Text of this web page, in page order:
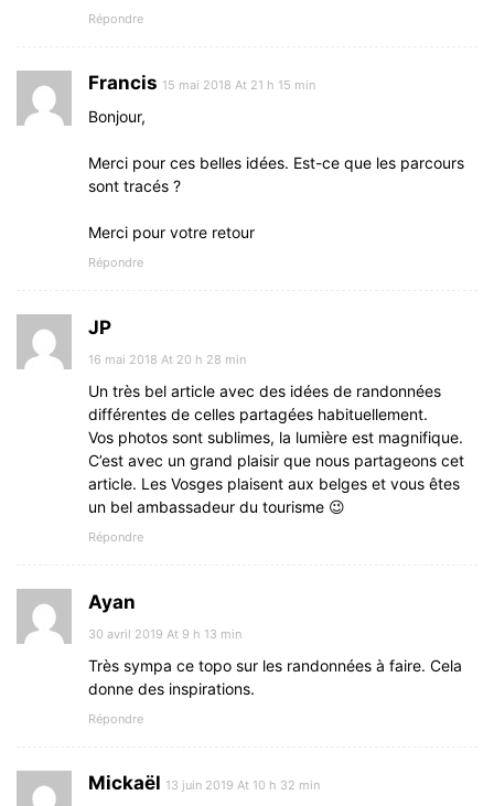
Répondre
Francis 15 mai 2018 At 21 h 15 min
Bonjour,
Merci pour ces belles idées. Est-ce que les parcours
sont tracés ?
Merci pour votre retour
Répondre
JP
16 mai 2018 At 20 h 28 min
Un très bel article avec des idées de randonnées
différentes de celles partagées habituellement.
Vos photos sont sublimes, la lumière est magnifique.
C’est avec un grand plaisir que nous partageons cet
article. Les Vosges plaisent aux belges et vous êtes
un bel ambassadeur du tourisme 😉
Répondre
Ayan
30 avril 2019 At 9 h 13 min
Très sympa ce topo sur les randonnées à faire. Cela
donne des inspirations.
Répondre
Mickaël 13 juin 2019 At 10 h 32 min